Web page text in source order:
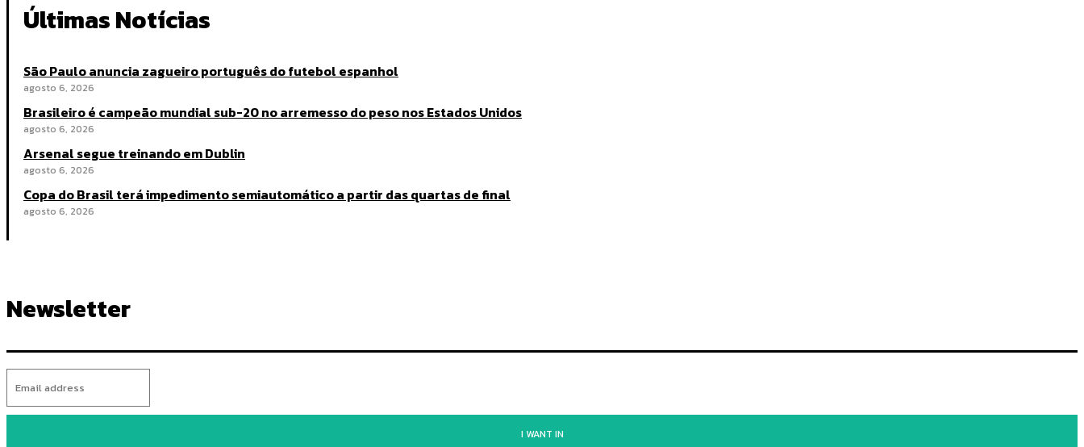
Últimas Notícias
São Paulo anuncia zagueiro português do futebol espanhol
agosto 6, 2026
Brasileiro é campeão mundial sub-20 no arremesso do peso nos Estados Unidos
agosto 6, 2026
Arsenal segue treinando em Dublin
agosto 6, 2026
Copa do Brasil terá impedimento semiautomático a partir das quartas de final
agosto 6, 2026
Newsletter
I WANT IN